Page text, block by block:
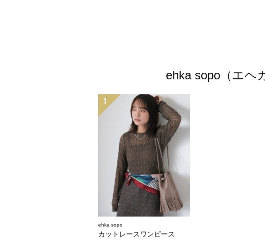
ehka sopo（エヘ
1
ehka sopo
カットレースワンピース